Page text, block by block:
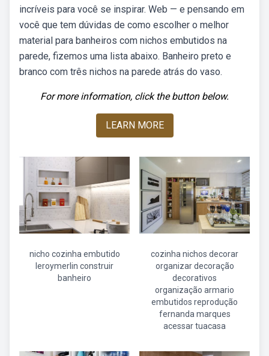
incríveis para você se inspirar. Web — e pensando em
você que tem dúvidas de como escolher o melhor
material para banheiros com nichos embutidos na
parede, fizemos uma lista abaixo. Banheiro preto e
branco com três nichos na parede atrás do vaso.
For more information, click the button below.
LEARN MORE
nicho cozinha embutido
leroymerlin construir
banheiro
cozinha nichos decorar
organizar decoração
decorativos
organização armario
embutidos reprodução
fernanda marques
acessar tuacasa